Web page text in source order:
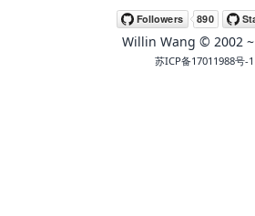
Willin Wang © 2002 ~
苏ICP备17011988号-1